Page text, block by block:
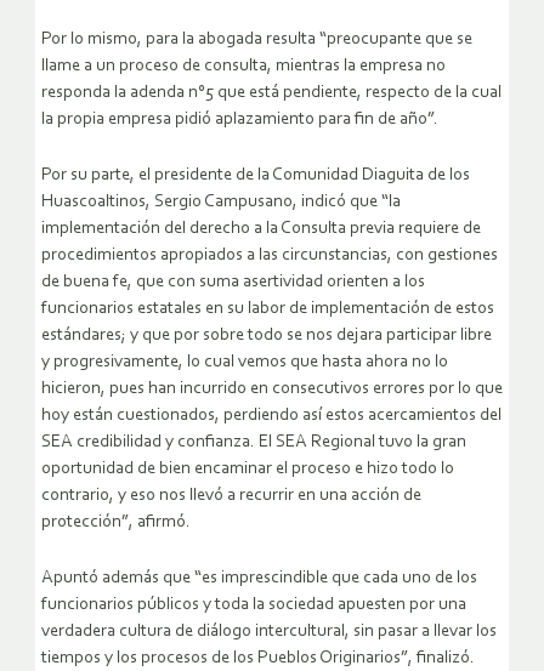
Por lo mismo, para la abogada resulta “preocupante que se
llame a un proceso de consulta, mientras la empresa no
responda la adenda n°5 que está pendiente, respecto de la cual
la propia empresa pidió aplazamiento para fin de año”.
Por su parte, el presidente de la Comunidad Diaguita de los
Huascoaltinos, Sergio Campusano, indicó que “la
implementación del derecho a la Consulta previa requiere de
procedimientos apropiados a las circunstancias, con gestiones
de buena fe, que con suma asertividad orienten a los
funcionarios estatales en su labor de implementación de estos
estándares; y que por sobre todo se nos dejara participar libre
y progresivamente, lo cual vemos que hasta ahora no lo
hicieron, pues han incurrido en consecutivos errores por lo que
hoy están cuestionados, perdiendo así estos acercamientos del
SEA credibilidad y confianza. El SEA Regional tuvo la gran
oportunidad de bien encaminar el proceso e hizo todo lo
contrario, y eso nos llevó a recurrir en una acción de
protección”, afirmó.
Apuntó además que “es imprescindible que cada uno de los
funcionarios públicos y toda la sociedad apuesten por una
verdadera cultura de diálogo intercultural, sin pasar a llevar los
tiempos y los procesos de los Pueblos Originarios”, finalizó.